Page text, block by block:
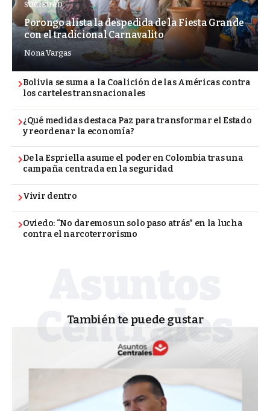
SOCIEDAD
Porongo alista la despedida de la Fiesta Grande
con el tradicional Carnavalito
Nona Vargas
Bolivia se suma a la Coalición de las Américas contra
los carteles transnacionales
¿Qué medidas destaca Paz para transformar el Estado
y reordenar la economía?
De la Espriella asume el poder en Colombia tras una
campaña centrada en la seguridad
Vivir dentro
Oviedo: “No daremos un solo paso atrás” en la lucha
contra el narcoterrorismo
También te puede gustar